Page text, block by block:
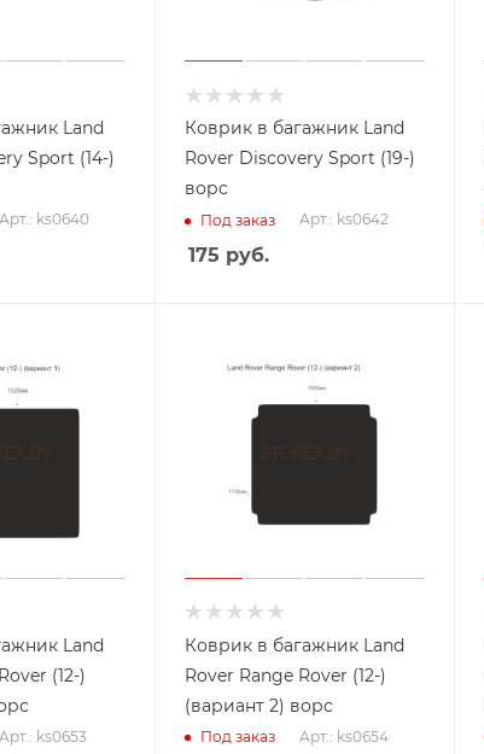
Land
Sport (14-)
Арт.: ks0640
Коврик в багажник Land
Rover Discovery Sport (19-)
ворс
Под заказ Арт.: ks0642
175 руб.
Land
(12-)
Арт.: ks0653
Коврик в багажник Land
Rover Range Rover (12-)
(вариант 2) ворс
Под заказ Арт.: ks0654